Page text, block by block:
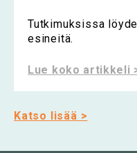
Tutkimuksissa
esineitä.
Lue koko artikkeli
Katso lisää >